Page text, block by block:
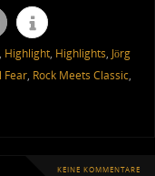
Highlight, Highlights, Jörg
Fear, Rock Meets Classic,
KEINE KOMMENTARE